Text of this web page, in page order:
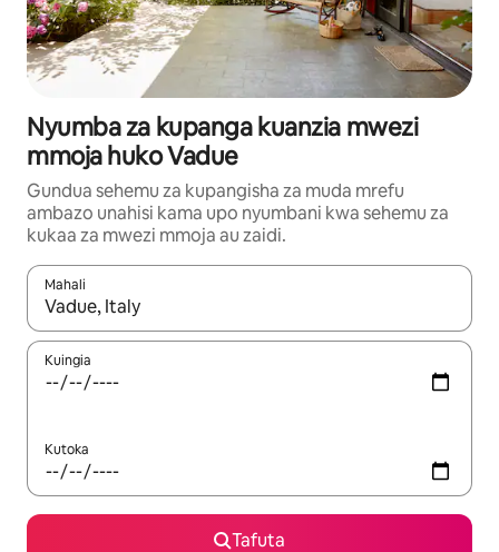
Nyumba za kupanga kuanzia mwezi
mmoja huko Vadue
Gundua sehemu za kupangisha za muda mrefu
ambazo unahisi kama upo nyumbani kwa sehemu za
kukaa za mwezi mmoja au zaidi.
Mahali
Wakati matokeo yanapatikana, vinjari kwa kutumia vitufe vya
Kuingia
Kutoka
Tafuta